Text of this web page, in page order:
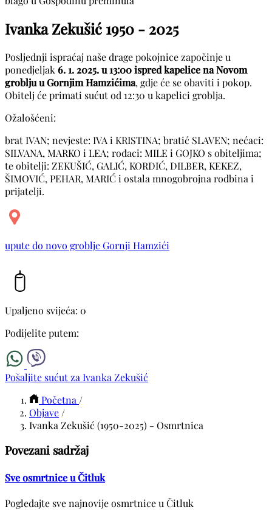
Ivanka Zekušić 1950 - 2025
Posljednji ispraćaj naše drage pokojnice započinje u
ponedjeljak 6. 1. 2025. u 13:00 ispred kapelice na Novom
groblju u Gornjim Hamzićima, gdje će se obaviti i pokop.
Obitelj će primati sućut od 12:30 u kapelici groblja.
Ožalošćeni:
brat IVAN; nevjeste: IVA i KRISTINA; bratić SLAVEN; nećaci:
SILVANA, MARKO i LEA; rođaci: MILE i GOJKO s obiteljima;
te obitelji: ZEKUŠIĆ, GALIĆ, KORDIĆ, DILBER, KEKEZ,
ŠIMOVIĆ, PEHAR, MARIĆ i ostala mnogobrojna rodbina i
prijatelji.
upute do novo groblje Gornji Hamzići
Upaljeno svijeća: 0
Podijelite putem:
Pošaljite sućut za Ivanka Zekušić
Početna /
Objave /
Ivanka Zekušić (1950-2025) - Osmrtnica
Povezani sadržaj
Sve osmrtnice u Čitluk
Pogledajte sve najnovije osmrtnice u Čitluk